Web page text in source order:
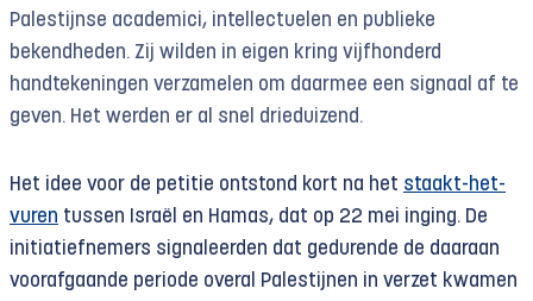
Palestijnse academici, intellectuelen en publieke
bekendheden. Zij wilden in eigen kring vijfhonderd
handtekeningen verzamelen om daarmee een signaal af te
geven. Het werden er al snel drieduizend.
Het idee voor de petitie ontstond kort na het staakt-het-
vuren tussen Israël en Hamas, dat op 22 mei inging. De
initiatiefnemers signaleerden dat gedurende de daaraan
voorafgaande periode overal Palestijnen in verzet kwamen